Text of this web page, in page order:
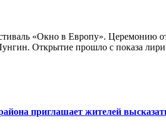
«Окно в Европу». Церемонию
Открытие прошло с показа
приглашает жителей